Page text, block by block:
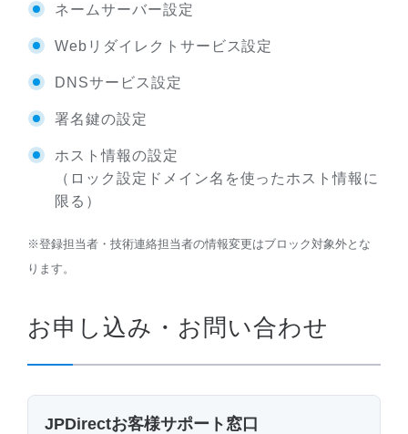
ネームサーバー設定
Webリダイレクトサービス設定
DNSサービス設定
署名鍵の設定
ホスト情報の設定
（ロック設定ドメイン名を使ったホスト情報に
限る）
※登録担当者・技術連絡担当者の情報変更はブロック対象外とな
ります。
お申し込み・お問い合わせ
JPDirectお客様サポート窓口